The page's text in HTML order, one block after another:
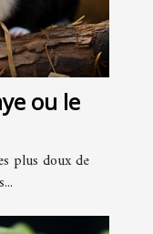
ou le
plus doux de